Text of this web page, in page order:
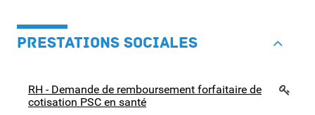
PRESTATIONS SOCIALES
RH - Demande de remboursement forfaitaire de
cotisation PSC en santé